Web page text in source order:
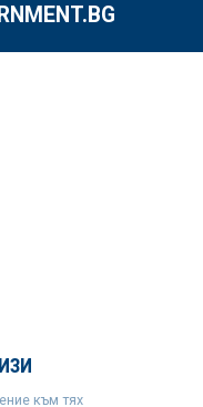
към тях